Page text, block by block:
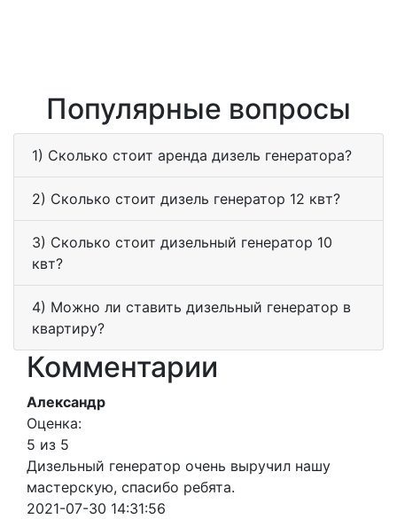
Популярные вопросы
1) Сколько стоит аренда дизель генератора?
2) Сколько стоит дизель генератор 12 квт?
3) Сколько стоит дизельный генератор 10
квт?
4) Можно ли ставить дизельный генератор в
квартиру?
Комментарии
Александр
Оценка:
5 из 5
Дизельный генератор очень выручил нашу
мастерскую, спасибо ребята.
2021-07-30 14:31:56